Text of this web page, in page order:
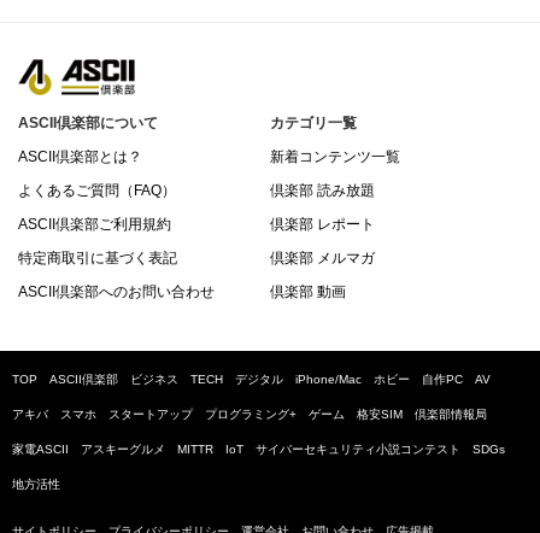
ASCII倶楽部について
ASCII倶楽部とは？
よくあるご質問（FAQ）
ASCII倶楽部ご利用規約
特定商取引に基づく表記
ASCII倶楽部へのお問い合わせ
カテゴリ一覧
新着コンテンツ一覧
倶楽部 読み放題
倶楽部 レポート
倶楽部 メルマガ
倶楽部 動画
TOP ASCII倶楽部 ビジネス TECH デジタル iPhone/Mac ホビー 自作PC AV
アキバ スマホ スタートアップ プログラミング+ ゲーム 格安SIM 倶楽部情報局
家電ASCII アスキーグルメ MITTR IoT サイバーセキュリティ小説コンテスト SDGs
地方活性